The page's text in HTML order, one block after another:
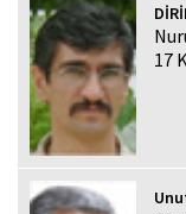
17